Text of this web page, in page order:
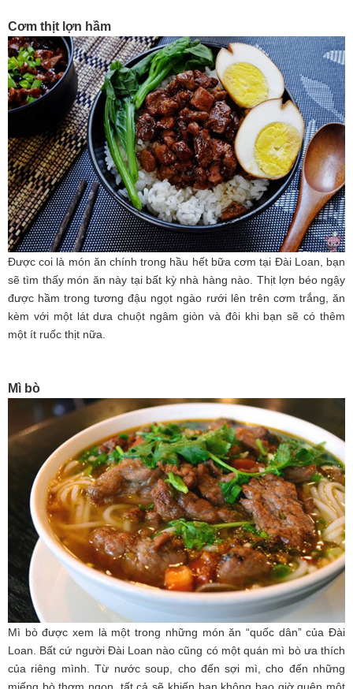
Cơm thịt lợn hầm
Được coi là món ăn chính trong hầu hết bữa cơm tại Đài Loan, bạn
sẽ tìm thấy món ăn này tại bất kỳ nhà hàng nào. Thịt lợn béo ngậy
được hầm trong tương đậu ngọt ngào rưới lên trên cơm trắng, ăn
kèm với một lát dưa chuột ngâm giòn và đôi khi bạn sẽ có thêm
một ít ruốc thịt nữa.
Mì bò
Mì bò được xem là một trong những món ăn “quốc dân” của Đài
Loan. Bất cứ người Đài Loan nào cũng có một quán mì bò ưa thích
của riêng mình. Từ nước soup, cho đến sợi mì, cho đến những